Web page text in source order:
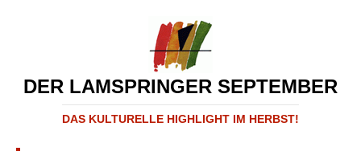
DER LAMSPRINGER SEPTEMBER
DAS KULTURELLE HIGHLIGHT IM HERBST!